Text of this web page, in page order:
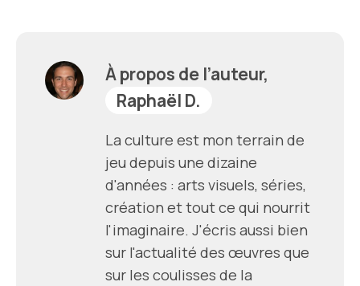
À propos de l’auteur,
Raphaël D.
La culture est mon terrain de
jeu depuis une dizaine
d'années : arts visuels, séries,
création et tout ce qui nourrit
l'imaginaire. J'écris aussi bien
sur l'actualité des œuvres que
sur les coulisses de la